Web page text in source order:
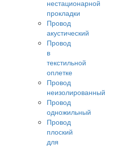
нестационарной
прокладки
Провод
акустический
Провод
в
текстильной
оплетке
Провод
неизолированный
Провод
одножильный
Провод
плоский
для